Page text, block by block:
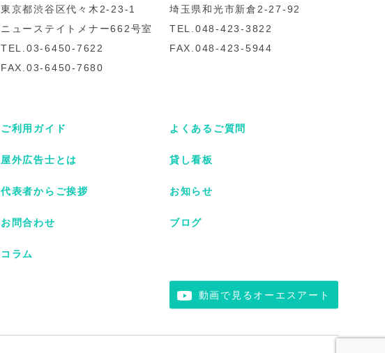
東京都渋谷区代々木2-23-1
ニューステイトメナー662号室
TEL.03-6450-7622
FAX.03-6450-7680
埼玉県和光市新倉2-27-92
TEL.048-423-3822
FAX.048-423-5944
ご利用ガイド
屋外広告士とは
代表者からご挨拶
お問合わせ
よくあるご質問
貸し看板
お知らせ
ブログ
コラム
動画で見るオーエスアート